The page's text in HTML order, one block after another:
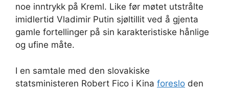
noe inntrykk på Kreml. Like før møtet utstrålte
imidlertid Vladimir Putin sjøltillit ved å gjenta
gamle fortellinger på sin karakteristiske hånlige
og ufine måte.
I en samtale med den slovakiske
statsministeren Robert Fico i Kina foreslo den